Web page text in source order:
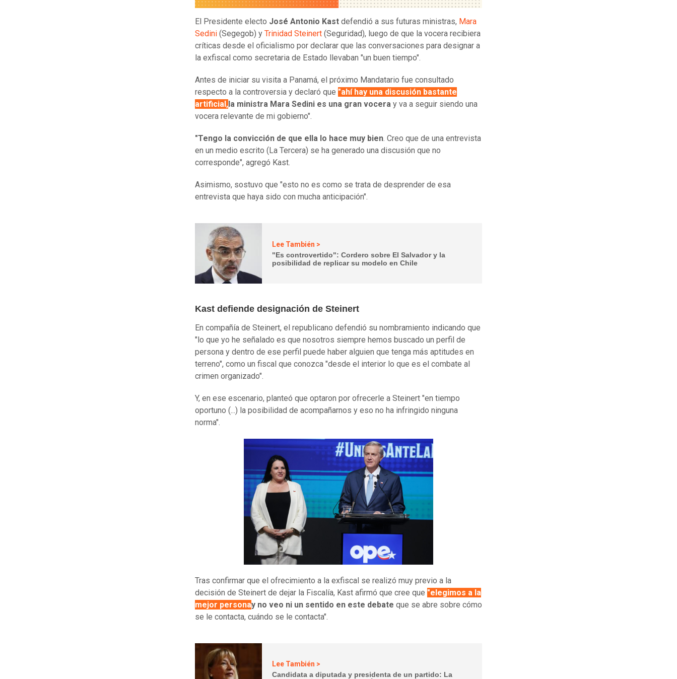
El Presidente electo José Antonio Kast defendió a sus futuras ministras, Mara
Sedini (Segegob) y Trinidad Steinert (Seguridad), luego de que la vocera recibiera
críticas desde el oficialismo por declarar que las conversaciones para designar a
la exfiscal como secretaria de Estado llevaban "un buen tiempo".
Antes de iniciar su visita a Panamá, el próximo Mandatario fue consultado
respecto a la controversia y declaró que "ahí hay una discusión bastante
artificial,la ministra Mara Sedini es una gran vocera y va a seguir siendo una
vocera relevante de mi gobierno".
"Tengo la convicción de que ella lo hace muy bien. Creo que de una entrevista
en un medio escrito (La Tercera) se ha generado una discusión que no
corresponde", agregó Kast.
Asimismo, sostuvo que "esto no es como se trata de desprender de esa
entrevista que haya sido con mucha anticipación".
Lee También >
"Es controvertido": Cordero sobre El Salvador y la
posibilidad de replicar su modelo en Chile
Kast defiende designación de Steinert
En compañía de Steinert, el republicano defendió su nombramiento indicando que
"lo que yo he señalado es que nosotros siempre hemos buscado un perfil de
persona y dentro de ese perfil puede haber alguien que tenga más aptitudes en
terreno", como un fiscal que conozca "desde el interior lo que es el combate al
crimen organizado".
Y, en ese escenario, planteó que optaron por ofrecerle a Steinert "en tiempo
oportuno (...) la posibilidad de acompañarnos y eso no ha infringido ninguna
norma".
Tras confirmar que el ofrecimiento a la exfiscal se realizó muy previo a la
decisión de Steinert de dejar la Fiscalía, Kast afirmó que cree que "elegimos a la
mejor personay no veo ni un sentido en este debate que se abre sobre cómo
se le contacta, cuándo se le contacta".
Lee También >
Candidata a diputada y presidenta de un partido: La